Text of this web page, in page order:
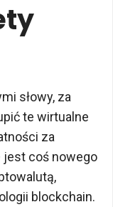
słowy, za
te wirtualne
za
jest coś nowego
blockchain.